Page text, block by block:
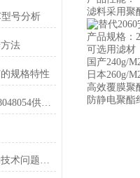
号分析
法
规格特性
新品力士乐液压油滤芯R928048054供应厂家
液压油滤芯在使用中常见的技术问题有哪些
滤料采用聚
产品规格：
可选用滤材
国产240g/
日本260g/
高效覆膜聚
防静电聚酯